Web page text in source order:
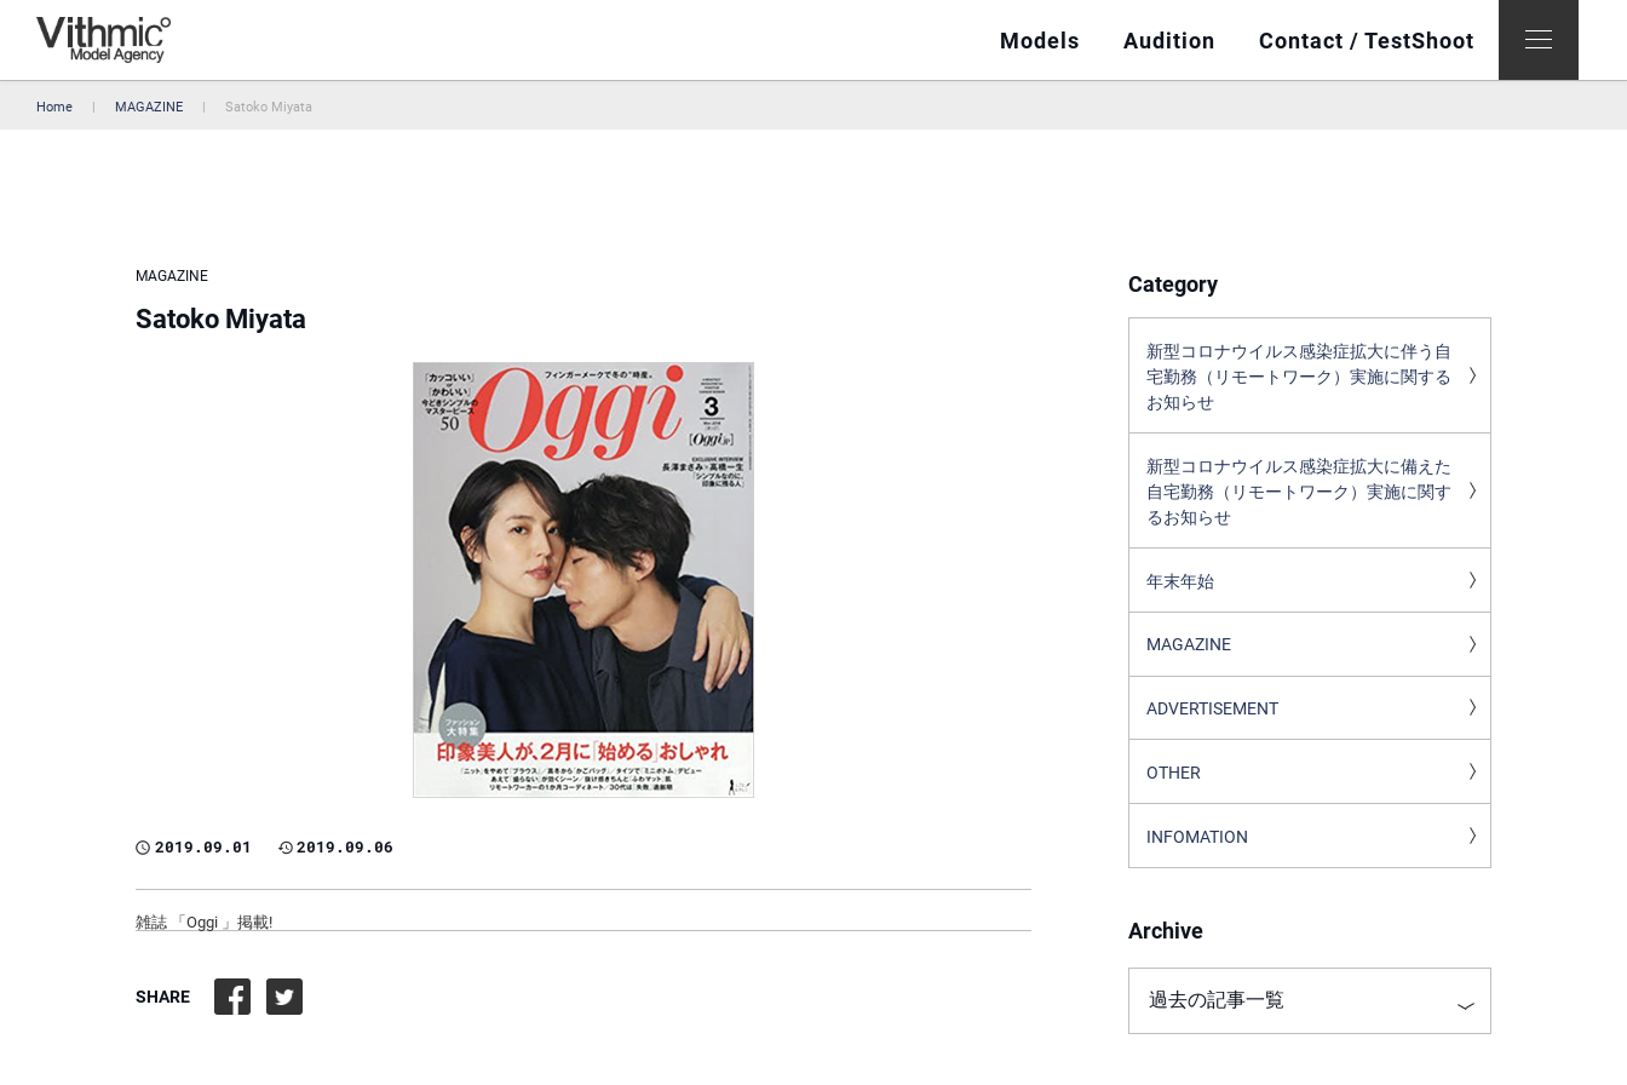
Models Audition Contact / TestShoot
Home MAGAZINE Satoko Miyata
MAGAZINE
Satoko Miyata
2019.09.01 2019.09.06
雑誌 「Oggi 」掲載!
SHARE
Category
新型コロナウイルス感染症拡大に伴う自
宅勤務（リモートワーク）実施に関する
お知らせ
新型コロナウイルス感染症拡大に備えた
自宅勤務（リモートワーク）実施に関す
るお知らせ
年末年始
MAGAZINE
ADVERTISEMENT
OTHER
INFOMATION
Archive